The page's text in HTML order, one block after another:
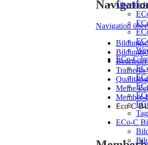
Überblick
ECo-C
ECo-C
Navigation
TrainerIn
Meine
Member-
Eco-C